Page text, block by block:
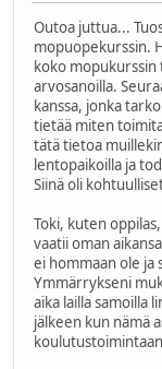
Outoa juttua...
mopuopekurssin.
koko
arvosanoilla.
kanssa, jonka
tietää miten
tätä tietoa
lentopaikoilla ja
Siinä oli
Toki, kuten
vaatii oman
ei hommaan ole ja
Ymmärrykseni
aika lailla samoilla
jälkeen kun nämä